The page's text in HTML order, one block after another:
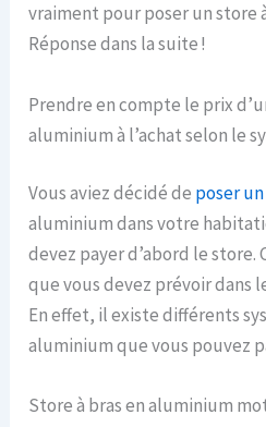
vraiment pour poser un store
Réponse dans la suite !
Prendre en compte le prix
aluminium à l’achat selon le
Vous aviez décidé de poser
aluminium dans votre
devez payer d’abord le store.
que vous devez prévoir dans
En effet, il existe différents
aluminium que vous pouvez
Store à bras en aluminium